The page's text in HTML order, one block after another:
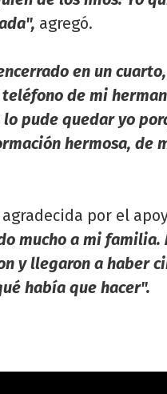
agregó.
en un
de mi
pude quedar yo
hermosa, de
por el
mucho a mi
y llegaron a haber
había que hacer".